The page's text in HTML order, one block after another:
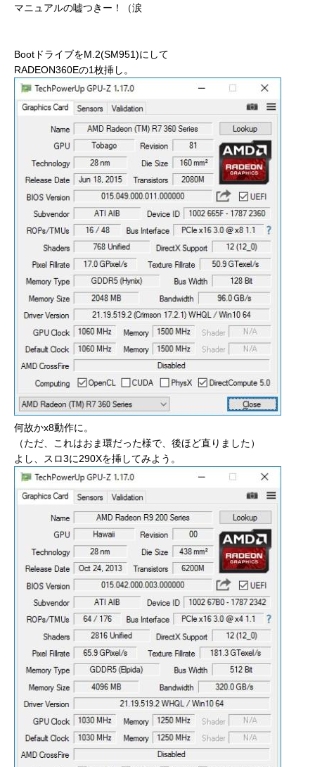
マニュアルの嘘つきー！（涙
BootドライブをM.2(SM951)にして
RADEON360Eの1枚挿し。
何故かx8動作に。
（ただ、これはおま環だった様で、後ほど直りました）
よし、スロ3に290Xを挿してみよう。